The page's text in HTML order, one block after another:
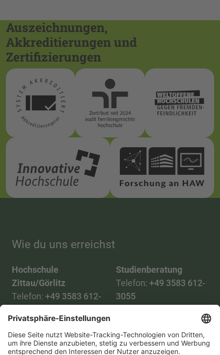
Auszeichnungen,
Akkreditierungen und
Zertifizierungen
Wie du uns erreichst
Hochschule
Zittau/Görlitz
Telefon: +49 3583 612-
Mail:info(at)hszg.de
Studienberatung
Telefon: +49 3583 612-
3055
Mail:
stud.info(at)hszg.de